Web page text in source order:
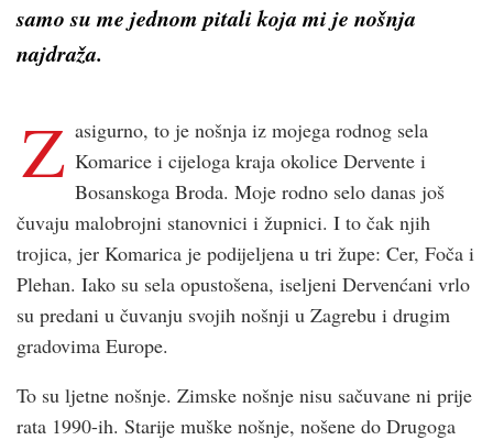
samo su me jednom pitali koja mi je nošnja
najdraža.
Z asigurno, to je nošnja iz mojega rodnog sela
Komarice i cijeloga kraja okolice Dervente i
Bosanskoga Broda. Moje rodno selo danas još
čuvaju malobrojni stanovnici i župnici. I to čak njih
trojica, jer Komarica je podijeljena u tri župe: Cer, Foča i
Plehan. Iako su sela opustošena, iseljeni Dervenćani vrlo
su predani u čuvanju svojih nošnji u Zagrebu i drugim
gradovima Europe.
To su ljetne nošnje. Zimske nošnje nisu sačuvane ni prije
rata 1990-ih. Starije muške nošnje, nošene do Drugoga